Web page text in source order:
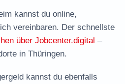
kannst du online,
vereinbaren. Der schnellste
über Jobcenter.digital –
in Thüringen.
kannst du ebenfalls